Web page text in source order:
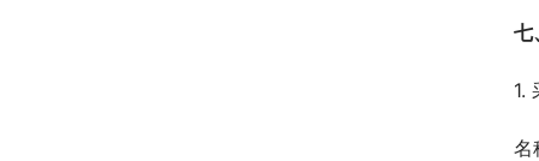
七
1.
名